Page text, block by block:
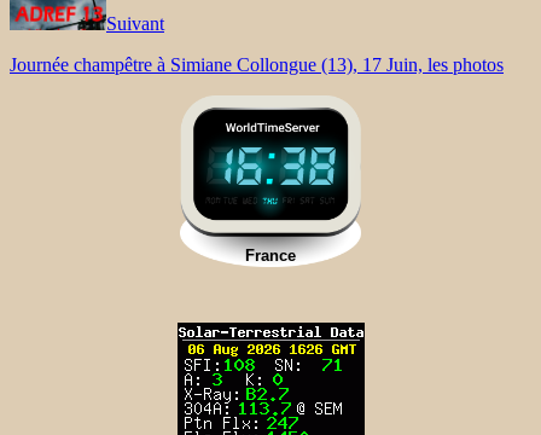
Suivant
Journée champêtre à Simiane Collongue (13), 17 Juin, les photos